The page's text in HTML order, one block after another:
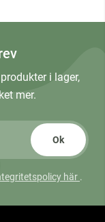
i lager,
mer.
Ok
här .